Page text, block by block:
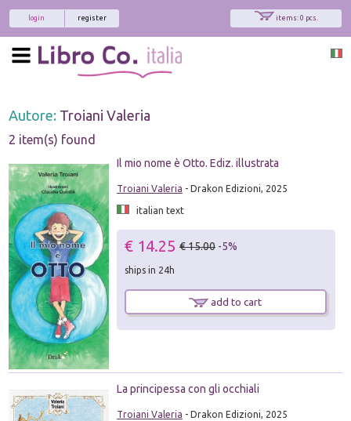
items: 0 pcs.
register
login
Autore: Troiani Valeria
2 item(s) found
Il mio nome è Otto. Ediz. illustrata
Troiani Valeria - Drakon Edizioni, 2025
italian text
€ 14.25 € 15.00 -5%
ships in 24h
add to cart
La principessa con gli occhiali
Troiani Valeria - Drakon Edizioni, 2025